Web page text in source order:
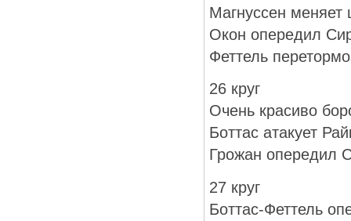
Магнуссен
Окон опередил
Феттель
26 круг
Очень красиво
Боттас атакует
Грожан опередил
27 круг
Боттас-Феттель